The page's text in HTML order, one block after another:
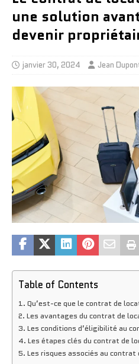
une solution
devenir
janvier 30, 2024 Jean
Table of Contents
Qu’est-ce que le contrat de
Les avantages du contrat de
Les conditions d’éligibilité au
Les étapes clés du contrat de
Les risques associés au